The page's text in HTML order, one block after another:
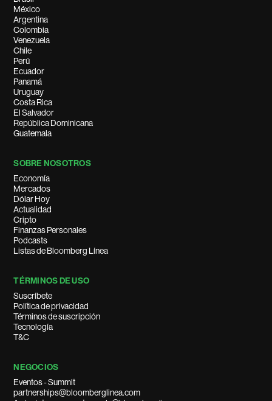
México
Argentina
Colombia
Venezuela
Chile
Perú
Ecuador
Panamá
Uruguay
Costa Rica
El Salvador
República Dominicana
Guatemala
SOBRE NOSOTROS
Economía
Mercados
Dólar Hoy
Actualidad
Cripto
Finanzas Personales
Podcasts
Listas de Bloomberg Línea
TÉRMINOS DE USO
Suscríbete
Política de privacidad
Términos de suscripción
Tecnología
T&C
NEGOCIOS
Eventos - Summit
partnerships@bloomberglinea.com